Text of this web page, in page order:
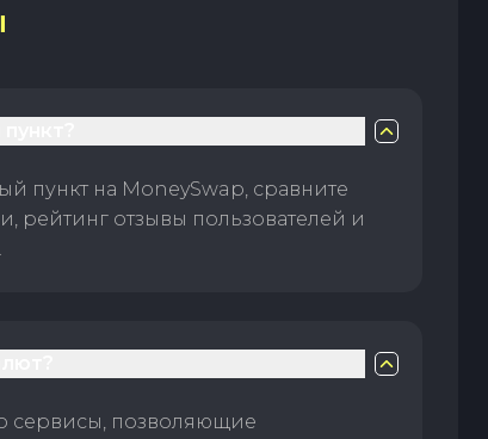
пункт на MoneySwap, сравните
рейтинг отзывы пользователей и
сервисы, позволяющие